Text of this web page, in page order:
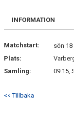
KONTAKT
INFORMATION
Matchstart:
sön 18
Plats:
Samling:
09:15,
<< Tillbaka